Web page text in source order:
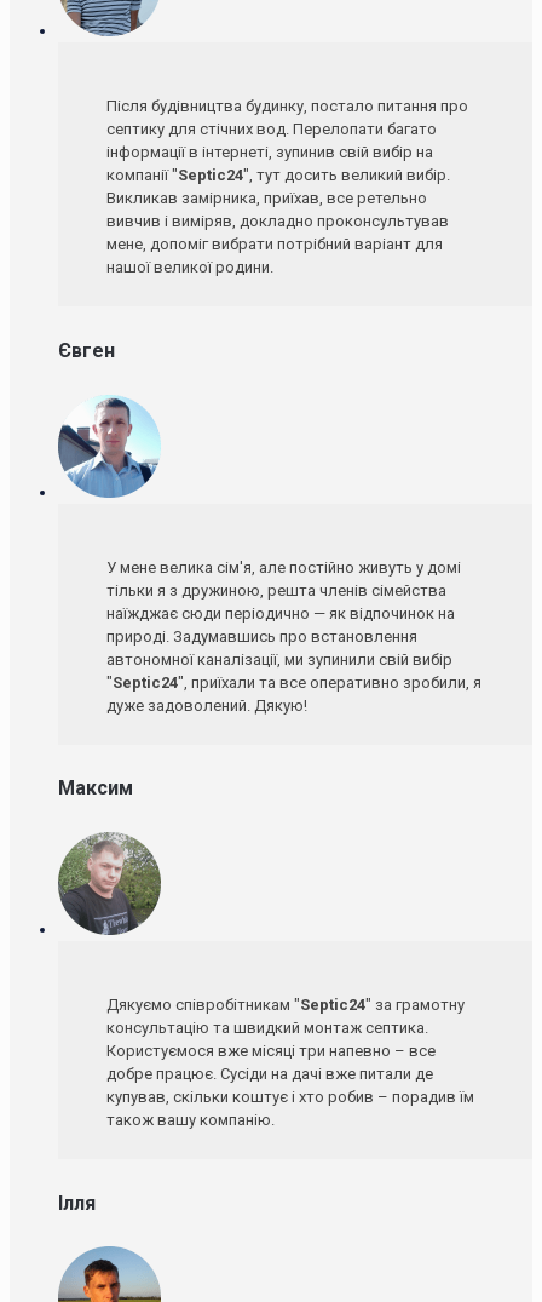
Після будівництва будинку, постало питання про
септику для стічних вод. Перелопати багато
інформації в інтернеті, зупинив свій вибір на
компанії "Septic24", тут досить великий вибір.
Викликав замірника, приїхав, все ретельно
вивчив і виміряв, докладно проконсультував
мене, допоміг вибрати потрібний варіант для
нашої великої родини.
Євген
У мене велика сім'я, але постійно живуть у домі
тільки я з дружиною, решта членів сімейства
наїжджає сюди періодично — як відпочинок на
природі. Задумавшись про встановлення
автономної каналізації, ми зупинили свій вибір
"Septic24", приїхали та все оперативно зробили, я
дуже задоволений. Дякую!
Максим
Дякуємо співробітникам "Septic24" за грамотну
консультацію та швидкий монтаж септика.
Користуємося вже місяці три напевно – все
добре працює. Сусіди на дачі вже питали де
купував, скільки коштує і хто робив – порадив їм
також вашу компанію.
Ілля